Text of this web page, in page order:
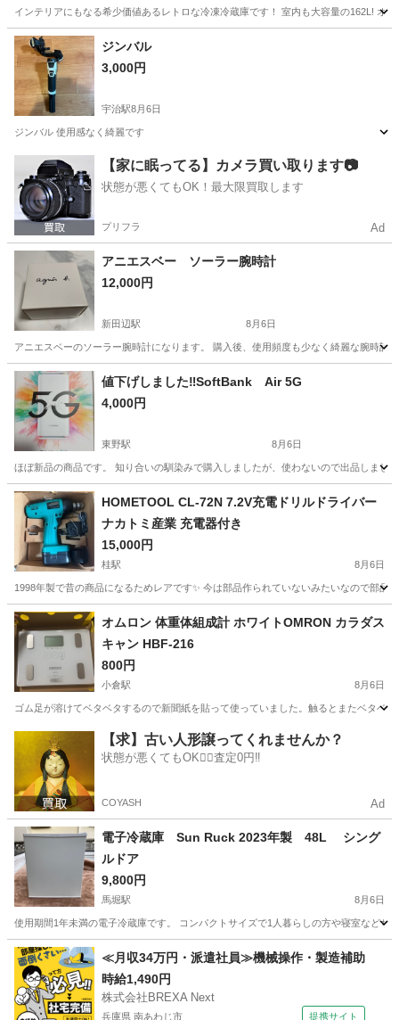
インテリアにもなる希少価値あるレトロな冷凍冷蔵庫です！ 室内も大容量の162L! オ
京都 京都市 烏丸駅
ジンバル
3,000円
宇治駅8月6日
ジンバル 使用感なく綺麗です
宇治市 宇治駅 カメラ
【家に眠ってる】カメラ買い取ります📷
状態が悪くてもOK！最大限買取します
プリフラ Ad
アニエスベー ソーラー腕時計
12,000円
新田辺駅 8月6日
アニエスベーのソーラー腕時計になります。 購入後、使用頻度も少なく綺麗な腕時計
京都 京田辺市 新田辺駅
値下げしました‼️SoftBank Air 5G
4,000円
東野駅 8月6日
ほぼ新品の商品です。 知り合いの馴染みで購入しましたが、使わないので出品しま
京都 京都市
HOMETOOL CL-72N 7.2V充電ドリルドライバー
ナカトミ産業 充電器付き
15,000円
桂駅 8月6日
1998年製で昔の商品になるためレアです✨️ 今は部品作られていないみたいなので部品
京都 京都市 桂駅 その他 HOMETOOL
オムロン 体重体組成計 ホワイトOMRON カラダス
キャン HBF-216
800円
小倉駅 8月6日
ゴム足が溶けてベタベタするので新聞紙を貼って使っていました。触るとまたベタベ
小倉駅 美容家電 HBF
【求】古い人形譲ってくれませんか？
状態が悪くてもOK🙆‍♀️査定0円‼️
COYASH Ad
電子冷蔵庫 Sun Ruck 2023年製 48L シング
ルドア
9,800円
馬堀駅 8月6日
使用期間1年未満の電子冷蔵庫です。 コンパクトサイズで1人暮らしの方や寝室など
京都 亀岡市 馬堀駅 キッチン家電 シングル
≪月収34万円・派遣社員≫機械操作・製造補助
時給1,490円
株式会社BREXA Next
兵庫県 南あわじ市 提携サイト